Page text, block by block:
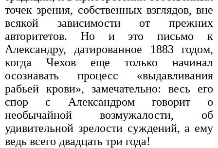
точек зрения, собственных взглядов, вне
всякой зависимости от прежних
авторитетов. Но и это письмо к
Александру, датированное 1883 годом,
когда Чехов еще только начинал
осознавать процесс «выдавливания
рабьей крови», замечательно: весь его
спор с Александром говорит о
необычайной возмужалости, об
удивительной зрелости суждений, а ему
ведь всего двадцать три года!